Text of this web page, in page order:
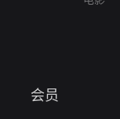
会员